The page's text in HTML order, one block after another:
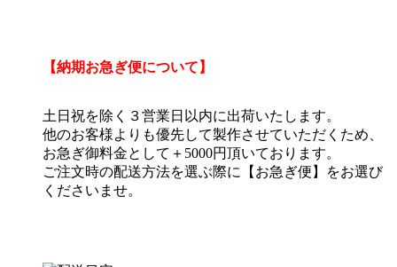
【納期お急ぎ便について】
土日祝を除く３営業日以内に出荷いたします。
他のお客様よりも優先して製作させていただくため、
お急ぎ御料金として＋5000円頂いております。
ご注文時の配送方法を選ぶ際に【お急ぎ便】をお選び
くださいませ。